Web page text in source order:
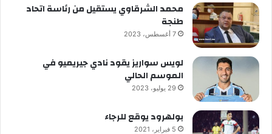
محمد الشرقاوي يستقيل من رئاسة اتحاد
طنجة
7 أغسطس، 2023
لويس سواريز يقود نادي جيريميو في
الموسم الحالي
29 يوليو، 2023
بولهرود يوقع للرجاء
5 فبراير، 2021